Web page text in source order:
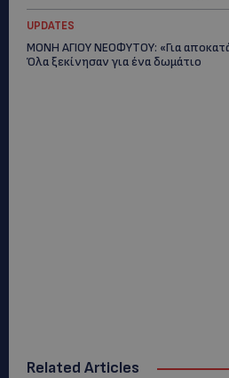
UPDATES
ΜΟΝΗ ΑΓΙΟΥ ΝΕΟΦΥΤΟΥ: «Για
Όλα ξεκίνησαν για ένα δωμάτιο
Related Articles